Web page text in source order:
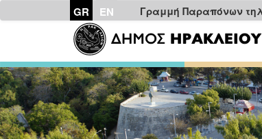
GR EN Γραμμή Παραπόνων τηλ